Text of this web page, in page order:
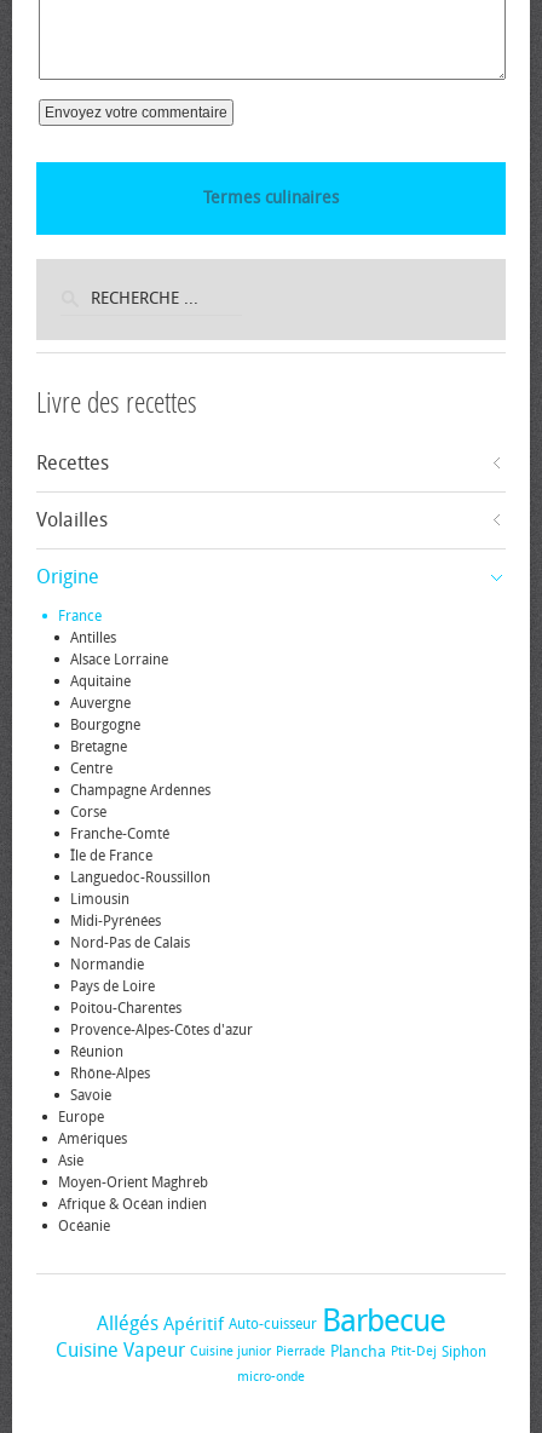
Termes culinaires
Livre des recettes
Recettes
Volailles
Origine
France
Antilles
Alsace Lorraine
Aquitaine
Auvergne
Bourgogne
Bretagne
Centre
Champagne Ardennes
Corse
Franche-Comté
Île de France
Languedoc-Roussillon
Limousin
Midi-Pyrénées
Nord-Pas de Calais
Normandie
Pays de Loire
Poitou-Charentes
Provence-Alpes-Côtes d'azur
Réunion
Rhône-Alpes
Savoie
Europe
Amériques
Asie
Moyen-Orient Maghreb
Afrique & Océan indien
Océanie
Allégés Apéritif Auto-cuisseur Barbecue
Cuisine Vapeur Cuisine junior Pierrade Plancha Ptit-Dej Siphon
micro-onde